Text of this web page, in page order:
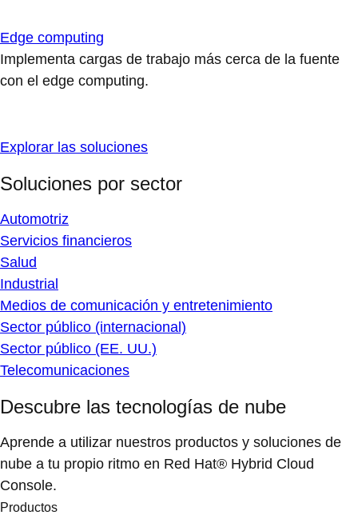
Edge computing
Implementa cargas de trabajo más cerca de la fuente
con el edge computing.
Explorar las soluciones
Soluciones por sector
Automotriz
Servicios financieros
Salud
Industrial
Medios de comunicación y entretenimiento
Sector público (internacional)
Sector público (EE. UU.)
Telecomunicaciones
Descubre las tecnologías de nube
Aprende a utilizar nuestros productos y soluciones de
nube a tu propio ritmo en Red Hat® Hybrid Cloud
Console.
Productos